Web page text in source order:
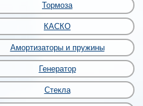
Тормоза
КАСКО
Амортизаторы и пружины
Генератор
Стекла